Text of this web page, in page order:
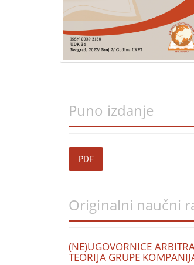
Puno izdanje
PDF
Originalni naučni
(NE)UGOVORNICE
TEORIJA GRUPE